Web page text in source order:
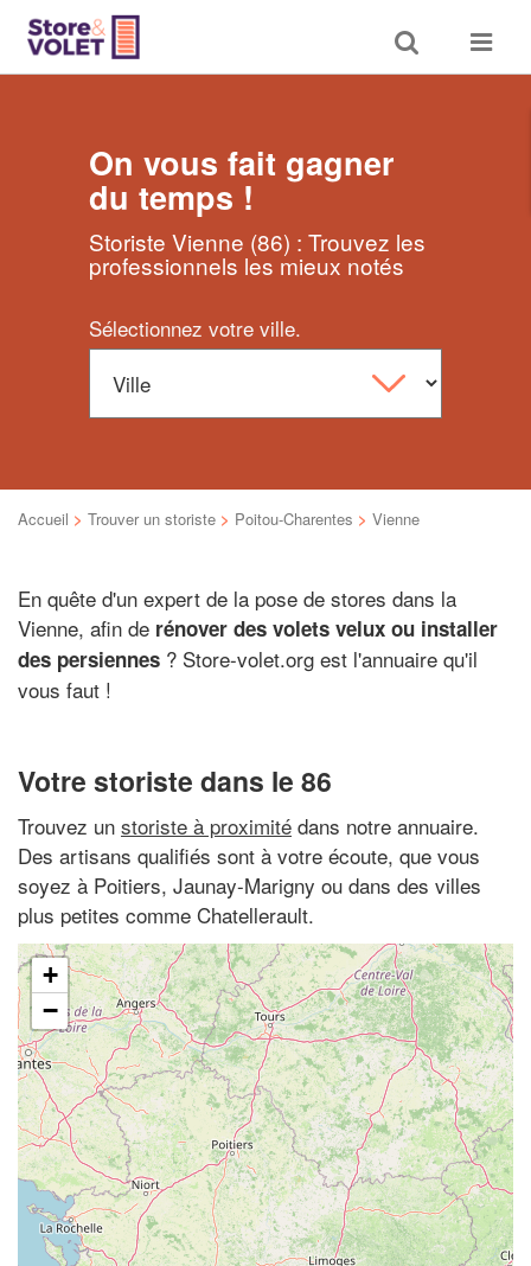
Toggle
search
Toggle
On vous fait gagner
du temps !
Storiste Vienne (86) : Trouvez les
professionnels les mieux notés
Sélectionnez votre ville.
Accueil > Trouver un storiste > Poitou-Charentes > Vienne
En quête d'un expert de la pose de stores dans la
Vienne, afin de rénover des volets velux ou installer
des persiennes ? Store-volet.org est l'annuaire qu'il
vous faut !
Votre storiste dans le 86
Trouvez un storiste à proximité dans notre annuaire.
Des artisans qualifiés sont à votre écoute, que vous
soyez à Poitiers, Jaunay-Marigny ou dans des villes
plus petites comme Chatellerault.
+
−